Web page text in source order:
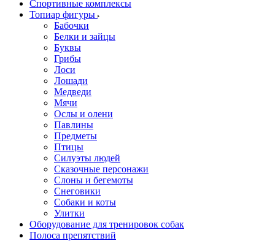
Спортивные комплексы
Топиар фигуры
Бабочки
Белки и зайцы
Буквы
Грибы
Лоси
Лошади
Медведи
Мячи
Ослы и олени
Павлины
Предметы
Птицы
Силуэты людей
Сказочные персонажи
Слоны и бегемоты
Снеговики
Собаки и коты
Улитки
Оборудование для тренировок собак
Полоса препятствий